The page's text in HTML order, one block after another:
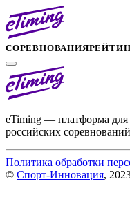
СОРЕВНОВАНИЯ
eTiming — платформа для
российских
Политика обработки
© Спорт-Инновация,